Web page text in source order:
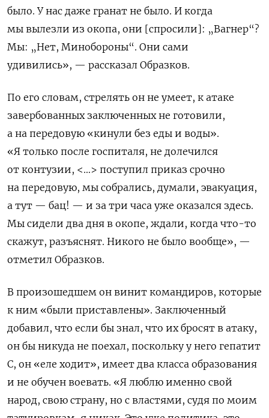
было. У нас даже гранат не было. И когда
мы вылезли из окопа, они [спросили]: „Вагнер“?
Мы: „Нет, Минобороны“. Они сами
удивились», — рассказал Образков.
По его словам, стрелять он не умеет, к атаке
завербованных заключенных не готовили,
а на передовую «кинули без еды и воды».
«Я только после госпиталя, не долечился
от контузии, <…> поступил приказ срочно
на передовую, мы собрались, думали, эвакуация,
а тут — бац! — и за три часа уже оказался здесь.
Мы сидели два дня в окопе, ждали, когда что-то
скажут, разъяснят. Никого не было вообще», —
отметил Образков.
В произошедшем он винит командиров, которые
к ним «были приставлены». Заключенный
добавил, что если бы знал, что их бросят в атаку,
он бы никуда не поехал, поскольку у него гепатит
С, он «еле ходит», имеет два класса образования
и не обучен воевать. «Я люблю именно свой
народ, свою страну, но с властями, судя по моим